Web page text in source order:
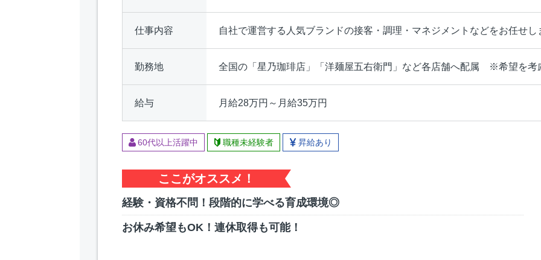
仕事内容 自社で運営する人気ブランドの接客・調理・マネジメントなどをお任せし
勤務地 全国の「星乃珈琲店」「洋麺屋五右衛門」など各店舗へ配属 ※希望を考
給与 月給28万円～月給35万円
60代以上活躍中 職種未経験者 昇給あり
ここがオススメ！
経験・資格不問！段階的に学べる育成環境◎
お休み希望もOK！連休取得も可能！